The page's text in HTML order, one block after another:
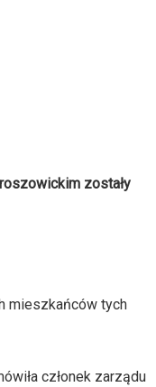
zostały
mieszkańców tych
członek zarządu